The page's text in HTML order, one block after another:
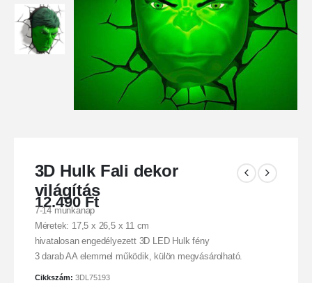
3D Hulk Fali dekor
világítás
12.490Ft
7-14 munkanap
Méretek: 17,5 x 26,5 x 11 cm
hivatalosan engedélyezett 3D LED Hulk fény
3 darab AA elemmel működik, külön megvásárolható.
Cikkszám: 3DL75193